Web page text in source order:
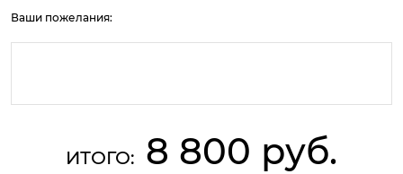
Ваши пожелания:
ИТОГО: 8 800 руб.